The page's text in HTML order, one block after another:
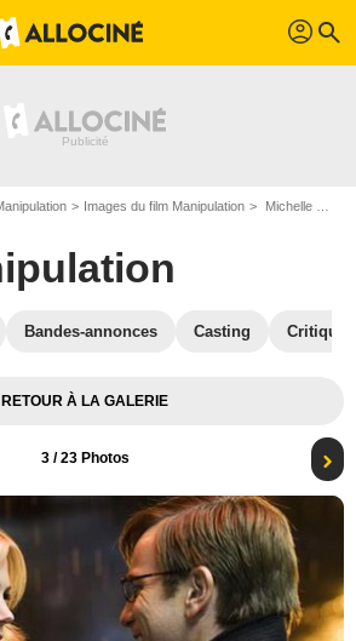
profil search
Images du film Manipulation Michelle Williams et Ewan McGregor
Bandes-annonces Casting
RETOUR À LA GALERIE
3/ 23 Photos